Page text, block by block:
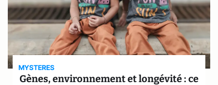
MYSTERES
Gènes, environnement et longévité : ce